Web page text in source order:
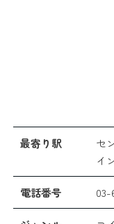
最寄り駅
セ
イ
電話番号 03-